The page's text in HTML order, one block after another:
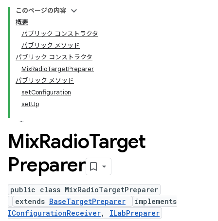
このページの内容
概要
パブリック コンストラクタ
パブリック メソッド
パブリック コンストラクタ
MixRadioTargetPreparer
パブリック メソッド
setConfiguration
setUp
MixRadioTarget
Preparer
public class MixRadioTargetPreparer
extends BaseTargetPreparer
implements
IConfigurationReceiver, ILabPreparer